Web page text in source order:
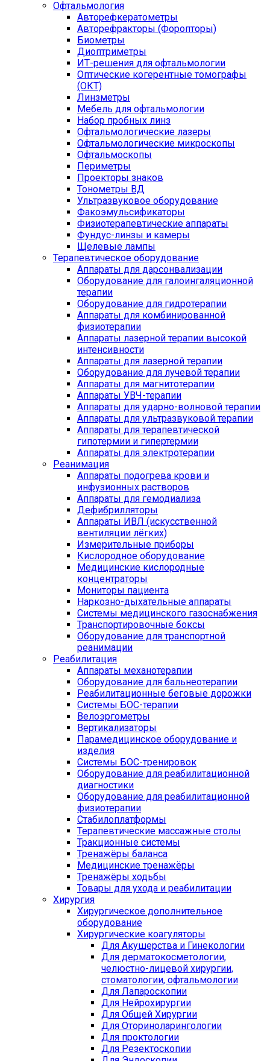
Офтальмология
Авторефкератометры
Авторефракторы (Форопторы)
Биометры
Диоптриметры
ИТ-решения для офтальмологии
Оптические когерентные томографы
(ОКТ)
Линзметры
Мебель для офтальмологии
Набор пробных линз
Офтальмологические лазеры
Офтальмологические микроскопы
Офтальмоскопы
Периметры
Проекторы знаков
Тонометры ВД
Ультразвуковое оборудование
Факоэмульсификаторы
Физиотерапевтические аппараты
Фундус-линзы и камеры
Щелевые лампы
Терапевтическое оборудование
Аппараты для дарсонвализации
Оборудование для галоингаляционной
терапии
Оборудование для гидротерапии
Аппараты для комбинированной
физиотерапии
Аппараты лазерной терапии высокой
интенсивности
Аппараты для лазерной терапии
Оборудование для лучевой терапии
Аппараты для магнитотерапии
Аппараты УВЧ-терапии
Аппараты для ударно-волновой терапии
Аппараты для ультразвуковой терапии
Аппараты для терапевтической
гипотермии и гипертермии
Аппараты для электротерапии
Реанимация
Аппараты подогрева крови и
инфузионных растворов
Аппараты для гемодиализа
Дефибрилляторы
Аппараты ИВЛ (искусственной
вентиляции лёгких)
Измерительные приборы
Кислородное оборудование
Медицинские кислородные
концентраторы
Мониторы пациента
Наркозно-дыхательные аппараты
Системы медицинского газоснабжения
Транспортировочные боксы
Оборудование для транспортной
реанимации
Реабилитация
Аппараты механотерапии
Оборудование для бальнеотерапии
Реабилитационные беговые дорожки
Системы БОС-терапии
Велоэргометры
Вертикализаторы
Парамедицинское оборудование и
изделия
Системы БОС-тренировок
Оборудование для реабилитационной
диагностики
Оборудование для реабилитационной
физиотерапии
Стабилоплатформы
Терапевтические массажные столы
Тракционные системы
Тренажёры баланса
Медицинские тренажёры
Тренажёры ходьбы
Товары для ухода и реабилитации
Хирургия
Хирургическое дополнительное
оборудование
Хирургические коагуляторы
Для Акушерства и Гинекологии
Для дерматокосметологии,
челюстно-лицевой хирургии,
стоматологии, офтальмологии
Для Лапароскопии
Для Нейрохирургии
Для Общей Хирургии
Для Оториноларингологии
Для проктологии
Для Резектоскопии